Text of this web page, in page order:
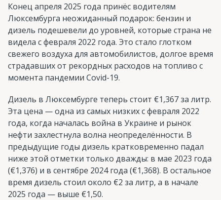
Конец апреля 2025 года принёс водителям
Люксембурга неожиданный подарок: бензин и
дизель подешевели до уровней, которые страна не
видела с февраля 2022 года. Это стало глотком
свежего воздуха для автомобилистов, долгое время
страдавших от рекордных расходов на топливо с
момента пандемии Covid-19.
Дизель в Люксембурге теперь стоит €1,367 за литр.
Эта цена — одна из самых низких с февраля 2022
года, когда началась война в Украине и рынок
нефти захлестнула волна неопределённости. В
предыдущие годы дизель кратковременно падал
ниже этой отметки только дважды: в мае 2023 года
(€1,376) и в сентябре 2024 года (€1,368). В остальное
время дизель стоил около €2 за литр, а в начале
2025 года — выше €1,50.